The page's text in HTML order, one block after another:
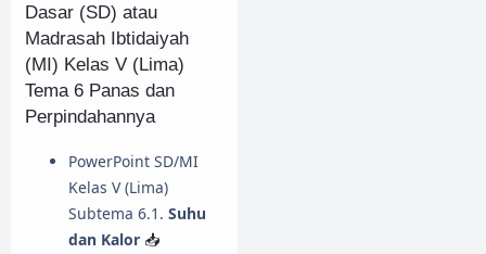
Dasar (SD) atau
Madrasah Ibtidaiyah
(MI) Kelas V (Lima)
Tema 6 Panas dan
Perpindahannya
PowerPoint SD/MI
Kelas V (Lima)
Subtema 6.1. Suhu
dan Kalor 📥